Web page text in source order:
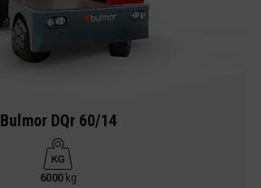
Bulmor DQr 60/14
6000kg